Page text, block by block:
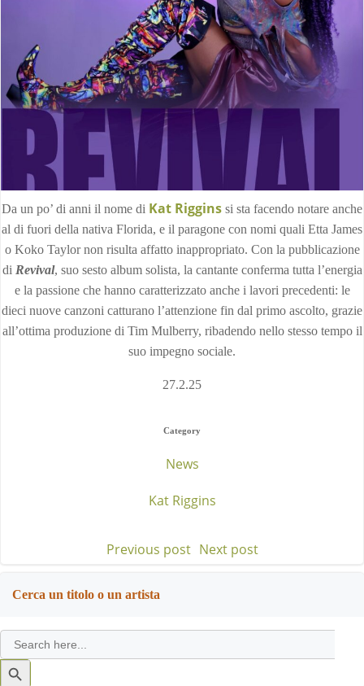
Da un po’ di anni il nome di Kat Riggins si sta facendo notare anche
al di fuori della nativa Florida, e il paragone con nomi quali Etta James
o Koko Taylor non risulta affatto inappropriato. Con la pubblicazione
di Revival, suo sesto album solista, la cantante conferma tutta l’energia
e la passione che hanno caratterizzato anche i lavori precedenti: le
dieci nuove canzoni catturano l’attenzione fin dal primo ascolto, grazie
all’ottima produzione di Tim Mulberry, ribadendo nello stesso tempo il
suo impegno sociale.
27.2.25
Category
News
Kat Riggins
Post
navigation
Previous post Post
Next post
Cerca un titolo o un artista
Search
for:
Search
Button